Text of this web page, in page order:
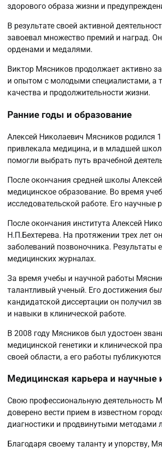
здорового образа жизни и
В результате своей активной
завоевал множество премий и наград.
орденами и медалями.
Виктор Мясников продолжает активно
и опытом с молодыми специалистами, а
качества и продолжительности жизни.
Ранние годы и образование
Алексей Николаевич Мясников родился
привлекала медицина, и в младшей
помогли выбрать путь врачебной
После окончания средней школы
медицинское образование. Во время
исследовательской работе. Его
После окончания института Алексей
Н.П.Бехтерева. На протяжении трех лет
заболеваний позвоночника.
медицинских журналах.
За время учебы и научной работы
талантливый ученый. Его достижения
кандидатской диссертации он получил
и навыки в клинической работе.
В 2008 году Мясников был удостоен
медицинской генетики и клинической
своей области, а его работы
Медицинская карьера и научные
Свою профессиональную деятельность
доверено вести прием в известном
диагностики и продвинутыми методами
Благодаря своему таланту и упорству,